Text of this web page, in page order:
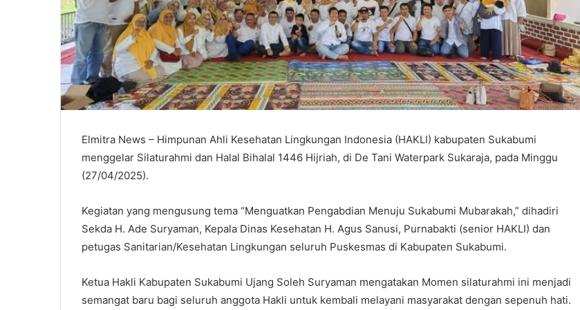
Elmitra News – Himpunan Ahli Kesehatan Lingkungan Indonesia (HAKLI) kabupaten Sukabumi
menggelar Silaturahmi dan Halal Bihalal 1446 Hijriah, di De Tani Waterpark Sukaraja, pada Minggu
(27/04/2025).
Kegiatan yang mengusung tema “Menguatkan Pengabdian Menuju Sukabumi Mubarakah,” dihadiri
Sekda H. Ade Suryaman, Kepala Dinas Kesehatan H. Agus Sanusi, Purnabakti (senior HAKLI) dan
petugas Sanitarian/Kesehatan Lingkungan seluruh Puskesmas di Kabupaten Sukabumi.
Ketua Hakli Kabupaten Sukabumi Ujang Soleh Suryaman mengatakan Momen silaturahmi ini menjadi
semangat baru bagi seluruh anggota Hakli untuk kembali melayani masyarakat dengan sepenuh hati.